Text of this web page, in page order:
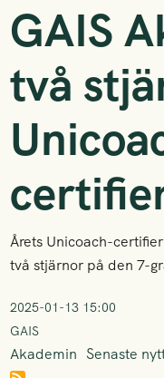
GAIS
två
Årets Unicoach-
två stjärnor på den 7-
2025-01-13 15:00
GAIS
Akademin Senaste